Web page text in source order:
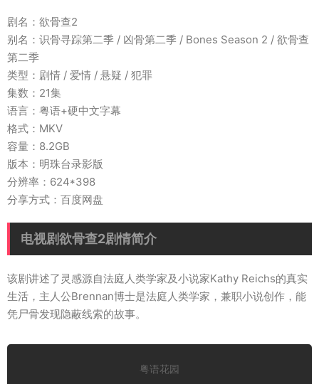
剧名：欲骨查2
别名：识骨寻踪第二季 / 凶骨第二季 / Bones Season 2 / 欲骨查
第二季
类型：剧情 / 爱情 / 悬疑 / 犯罪
集数：21集
语言：粤语+硬中文字幕
格式：MKV
容量：8.2GB
版本：明珠台录影版
分辨率：624*398
分享方式：百度网盘
电视剧欲骨查2剧情简介
该剧讲述了灵感源自法庭人类学家及小说家Kathy Reichs的真实
生活，主人公Brennan博士是法庭人类学家，兼职小说创作，能
凭尸骨发现隐蔽线索的故事。
粤语花园